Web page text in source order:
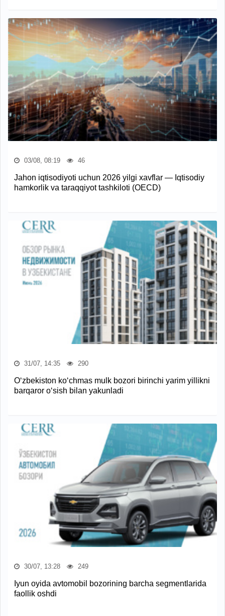
03/08, 08:19 46
Jahon iqtisodiyoti uchun 2026 yilgi xavflar — Iqtisodiy
hamkorlik va taraqqiyot tashkiloti (OECD)
31/07, 14:35 290
O‘zbekiston ko‘chmas mulk bozori birinchi yarim yillikni
barqaror o‘sish bilan yakunladi
30/07, 13:28 249
Iyun oyida avtomobil bozorining barcha segmentlarida
faollik oshdi